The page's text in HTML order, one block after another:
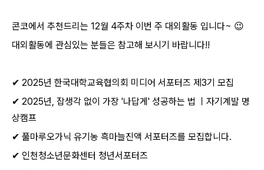
콘코에서 추천드리는 12월 4주차 이번 주 대외활동 입니다~ 😉
대외활동에 관심있는 분들은 참고해 보시기 바랍니다!!
✔ 2025년 한국대학교육협의회 미디어 서포터즈 제3기 모집
✔ 2025년, 잡생각 없이 가장 '나답게' 성공하는 법 ㅣ자기계발 명
상캠프
✔ 풀마루오가닉 유기농 흑마늘진액 서포터즈를 모집합니다.
✔ 인천청소년문화센터 청년서포터즈